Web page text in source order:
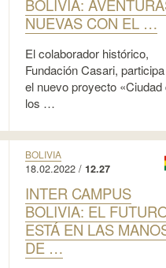
BOLIVIA:
NUEVAS CON EL …
El colaborador histórico,
Fundación Casari,
el nuevo proyecto «Ciudad
los …
BOLIVIA
18.02.2022 / 12.27
INTER CAMPUS
BOLIVIA: EL
ESTÁ EN LAS
DE …